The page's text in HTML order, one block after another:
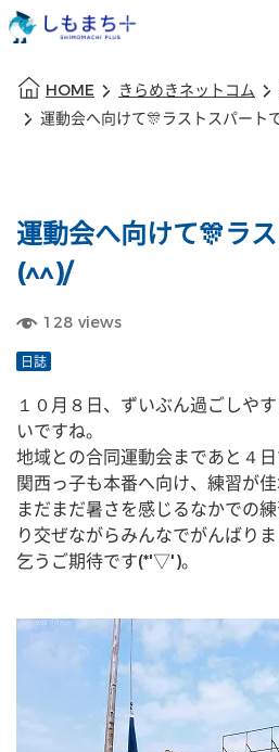
HOME きらめきネットコム
運動会へ向けて🎊ラストスパート
運動会へ向けて🎊ラ
(^^)/
128 views
日誌
１０月８日、ずいぶん過ごしや
いですね。
地域との合同運動会まであと４日
関西っ子も本番へ向け、練習が佳
まだまだ暑さを感じるなかでの
り交ぜながらみんなでがんばりま
乞うご期待です(*'▽')。